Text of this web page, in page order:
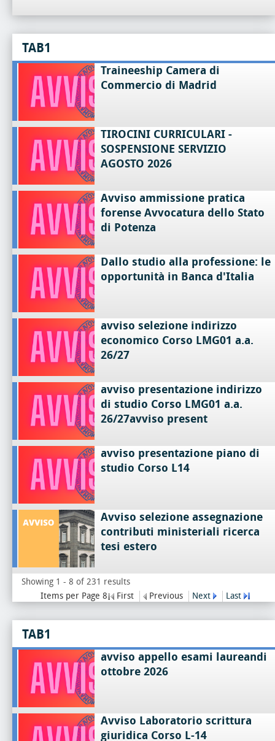
TAB1
Traineeship Camera di
Commercio di Madrid
TIROCINI CURRICULARI -
SOSPENSIONE SERVIZIO
AGOSTO 2026
Avviso ammissione pratica
forense Avvocatura dello Stato
di Potenza
Dallo studio alla professione: le
opportunità in Banca d'Italia
avviso selezione indirizzo
economico Corso LMG01 a.a.
26/27
avviso presentazione indirizzo
di studio Corso LMG01 a.a.
26/27avviso present
avviso presentazione piano di
studio Corso L14
Avviso selezione assegnazione
contributi ministeriali ricerca
tesi estero
Showing 1 - 8 of 231 results
Items per Page 8
First Previous Next Last
TAB1
avviso appello esami laureandi
ottobre 2026
Avviso Laboratorio scrittura
giuridica Corso L-14